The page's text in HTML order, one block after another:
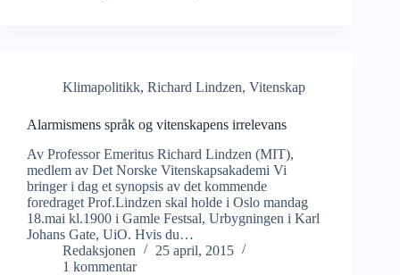
Klimapolitikk, Richard Lindzen, Vitenskap
Alarmismens språk og vitenskapens irrelevans
Av Professor Emeritus Richard Lindzen (MIT),
medlem av Det Norske Vitenskapsakademi Vi
bringer i dag et synopsis av det kommende
foredraget Prof.Lindzen skal holde i Oslo mandag
18.mai kl.1900 i Gamle Festsal, Urbygningen i Karl
Johans Gate, UiO. Hvis du…
Redaksjonen
25 april, 2015
1 kommentar